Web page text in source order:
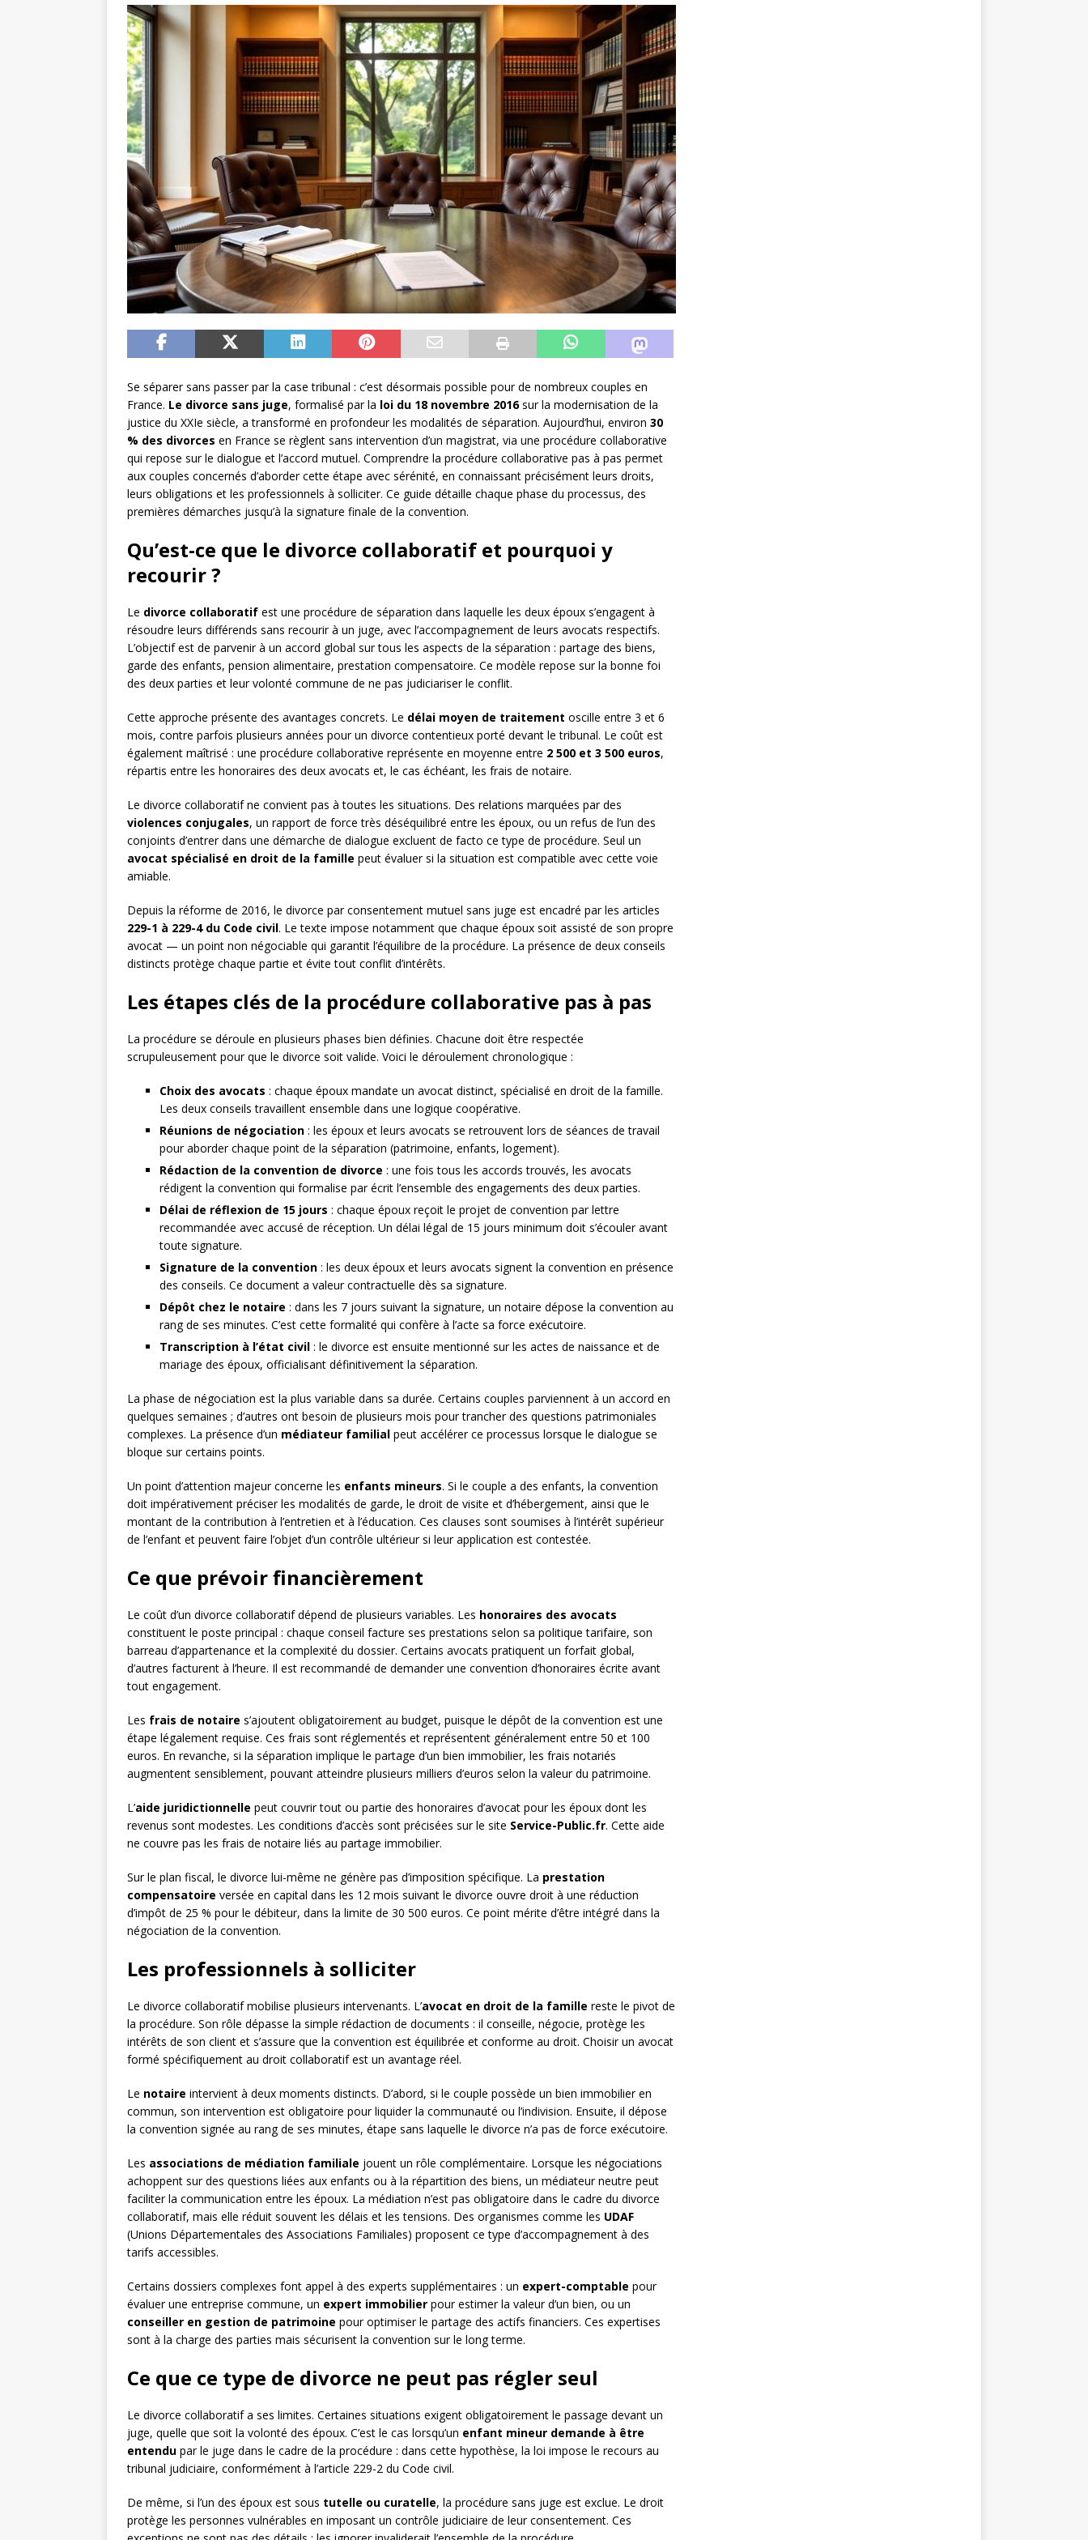
Se séparer sans passer par la case tribunal : c’est désormais possible pour de nombreux couples en
France. Le divorce sans juge, formalisé par la loi du 18 novembre 2016sur la modernisation de la
justice du XXIe siècle, a transformé en profondeur les modalités de séparation. Aujourd’hui, environ 30
% des divorces en France se règlent sans intervention d’un magistrat, via une procédure collaborative
qui repose sur le dialogue et l’accord mutuel. Comprendre la procédure collaborative pas à pas permet
aux couples concernés d’aborder cette étape avec sérénité, en connaissant précisément leurs droits,
leurs obligations et les professionnels à solliciter. Ce guide détaille chaque phase du processus, des
premières démarches jusqu’à la signature finale de la convention.
Qu’est-ce que le divorce collaboratif et pourquoi y
recourir ?
Le divorce collaboratif est une procédure de séparation dans laquelle les deux époux s’engagent à
résoudre leurs différends sans recourir à un juge, avec l’accompagnement de leurs avocats respectifs.
L’objectif est de parvenir à un accord global sur tous les aspects de la séparation : partage des biens,
garde des enfants, pension alimentaire, prestation compensatoire. Ce modèle repose sur la bonne foi
des deux parties et leur volonté commune de ne pas judiciariser le conflit.
Cette approche présente des avantages concrets. Le délai moyen de traitement oscille entre 3 et 6
mois, contre parfois plusieurs années pour un divorce contentieux porté devant le tribunal. Le coût est
également maîtrisé : une procédure collaborative représente en moyenne entre 2 500 et 3 500 euros,
répartis entre les honoraires des deux avocats et, le cas échéant, les frais de notaire.
Le divorce collaboratif ne convient pas à toutes les situations. Des relations marquées par des
violences conjugales, un rapport de force très déséquilibré entre les époux, ou un refus de l’un des
conjoints d’entrer dans une démarche de dialogue excluent de facto ce type de procédure. Seul un
avocat spécialisé en droit de la famille peut évaluer si la situation est compatible avec cette voie
amiable.
Depuis la réforme de 2016, le divorce par consentement mutuel sans juge est encadré par les articles
229-1 à 229-4 du Code civil. Le texte impose notamment que chaque époux soit assisté de son propre
avocat — un point non négociable qui garantit l’équilibre de la procédure. La présence de deux conseils
distincts protège chaque partie et évite tout conflit d’intérêts.
Les étapes clés de la procédure collaborative pas à pas
La procédure se déroule en plusieurs phases bien définies. Chacune doit être respectée
scrupuleusement pour que le divorce soit valide. Voici le déroulement chronologique :
Choix des avocats : chaque époux mandate un avocat distinct, spécialisé en droit de la famille.
Les deux conseils travaillent ensemble dans une logique coopérative.
Réunions de négociation : les époux et leurs avocats se retrouvent lors de séances de travail
pour aborder chaque point de la séparation (patrimoine, enfants, logement).
Rédaction de la convention de divorce : une fois tous les accords trouvés, les avocats
rédigent la convention qui formalise par écrit l’ensemble des engagements des deux parties.
Délai de réflexion de 15 jours : chaque époux reçoit le projet de convention par lettre
recommandée avec accusé de réception. Un délai légal de 15 jours minimum doit s’écouler avant
toute signature.
Signature de la convention : les deux époux et leurs avocats signent la convention en présence
des conseils. Ce document a valeur contractuelle dès sa signature.
Dépôt chez le notaire : dans les 7 jours suivant la signature, un notaire dépose la convention au
rang de ses minutes. C’est cette formalité qui confère à l’acte sa force exécutoire.
Transcription à l’état civil : le divorce est ensuite mentionné sur les actes de naissance et de
mariage des époux, officialisant définitivement la séparation.
La phase de négociation est la plus variable dans sa durée. Certains couples parviennent à un accord en
quelques semaines ; d’autres ont besoin de plusieurs mois pour trancher des questions patrimoniales
complexes. La présence d’un médiateur familial peut accélérer ce processus lorsque le dialogue se
bloque sur certains points.
Un point d’attention majeur concerne les enfants mineurs. Si le couple a des enfants, la convention
doit impérativement préciser les modalités de garde, le droit de visite et d’hébergement, ainsi que le
montant de la contribution à l’entretien et à l’éducation. Ces clauses sont soumises à l’intérêt supérieur
de l’enfant et peuvent faire l’objet d’un contrôle ultérieur si leur application est contestée.
Ce que prévoir financièrement
Le coût d’un divorce collaboratif dépend de plusieurs variables. Les honoraires des avocats
constituent le poste principal : chaque conseil facture ses prestations selon sa politique tarifaire, son
barreau d’appartenance et la complexité du dossier. Certains avocats pratiquent un forfait global,
d’autres facturent à l’heure. Il est recommandé de demander une convention d’honoraires écrite avant
tout engagement.
Les frais de notaire s’ajoutent obligatoirement au budget, puisque le dépôt de la convention est une
étape légalement requise. Ces frais sont réglementés et représentent généralement entre 50 et 100
euros. En revanche, si la séparation implique le partage d’un bien immobilier, les frais notariés
augmentent sensiblement, pouvant atteindre plusieurs milliers d’euros selon la valeur du patrimoine.
L’aide juridictionnelle peut couvrir tout ou partie des honoraires d’avocat pour les époux dont les
revenus sont modestes. Les conditions d’accès sont précisées sur le site Service-Public.fr. Cette aide
ne couvre pas les frais de notaire liés au partage immobilier.
Sur le plan fiscal, le divorce lui-même ne génère pas d’imposition spécifique. La prestation
compensatoire versée en capital dans les 12 mois suivant le divorce ouvre droit à une réduction
d’impôt de 25 % pour le débiteur, dans la limite de 30 500 euros. Ce point mérite d’être intégré dans la
négociation de la convention.
Les professionnels à solliciter
Le divorce collaboratif mobilise plusieurs intervenants. L’avocat en droit de la famille reste le pivot de
la procédure. Son rôle dépasse la simple rédaction de documents : il conseille, négocie, protège les
intérêts de son client et s’assure que la convention est équilibrée et conforme au droit. Choisir un avocat
formé spécifiquement au droit collaboratif est un avantage réel.
Le notaire intervient à deux moments distincts. D’abord, si le couple possède un bien immobilier en
commun, son intervention est obligatoire pour liquider la communauté ou l’indivision. Ensuite, il dépose
la convention signée au rang de ses minutes, étape sans laquelle le divorce n’a pas de force exécutoire.
Les associations de médiation familiale jouent un rôle complémentaire. Lorsque les négociations
achoppent sur des questions liées aux enfants ou à la répartition des biens, un médiateur neutre peut
faciliter la communication entre les époux. La médiation n’est pas obligatoire dans le cadre du divorce
collaboratif, mais elle réduit souvent les délais et les tensions. Des organismes comme les UDAF
(Unions Départementales des Associations Familiales) proposent ce type d’accompagnement à des
tarifs accessibles.
Certains dossiers complexes font appel à des experts supplémentaires : un expert-comptable pour
évaluer une entreprise commune, un expert immobilier pour estimer la valeur d’un bien, ou un
conseiller en gestion de patrimoine pour optimiser le partage des actifs financiers. Ces expertises
sont à la charge des parties mais sécurisent la convention sur le long terme.
Ce que ce type de divorce ne peut pas régler seul
Le divorce collaboratif a ses limites. Certaines situations exigent obligatoirement le passage devant un
juge, quelle que soit la volonté des époux. C’est le cas lorsqu’un enfant mineur demande à être
entendu par le juge dans le cadre de la procédure : dans cette hypothèse, la loi impose le recours au
tribunal judiciaire, conformément à l’article 229-2 du Code civil.
De même, si l’un des époux est sous tutelle ou curatelle, la procédure sans juge est exclue. Le droit
protège les personnes vulnérables en imposant un contrôle judiciaire de leur consentement. Ces